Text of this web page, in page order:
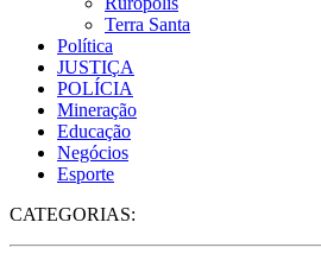
Terra Santa
Política
JUSTIÇA
POLÍCIA
Mineração
Educação
Negócios
Esporte
CATEGORIAS: